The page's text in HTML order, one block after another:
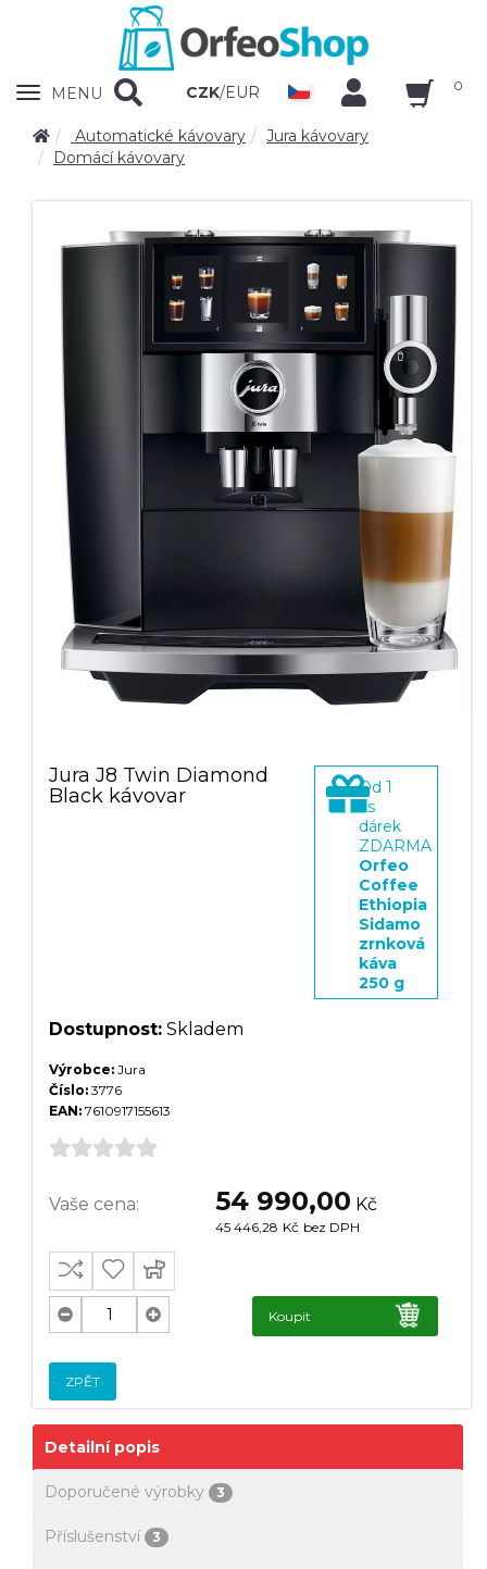
Zobrazit
MENU CZK/EUR 0
Automatické kávovary
Jura kávovary
Domácí kávovary
Jura J8 Twin Diamond
Black kávovar
Od1
ks
dárek
ZDARMA
Orfeo
Coffee
Ethiopia
Sidamo
zrnková
káva
250 g
Dostupnost: Skladem
Výrobce: Jura
Číslo: 3776
EAN: 7610917155613
Vaše cena: 54 990,00 Kč
45 446,28 Kč bez DPH
Koupit
ZPĚT
Detailní popis
Doporučené výrobky 3
Příslušenství 3